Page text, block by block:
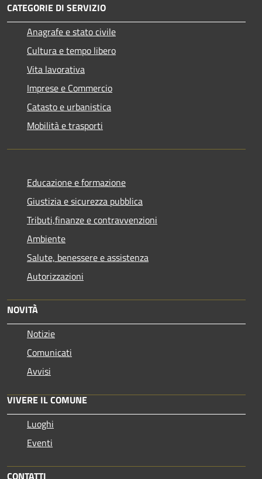
CATEGORIE DI SERVIZIO
Anagrafe e stato civile
Cultura e tempo libero
Vita lavorativa
Imprese e Commercio
Catasto e urbanistica
Mobilità e trasporti
Educazione e formazione
Giustizia e sicurezza pubblica
Tributi,finanze e contravvenzioni
Ambiente
Salute, benessere e assistenza
Autorizzazioni
NOVITÀ
Notizie
Comunicati
Avvisi
VIVERE IL COMUNE
Luoghi
Eventi